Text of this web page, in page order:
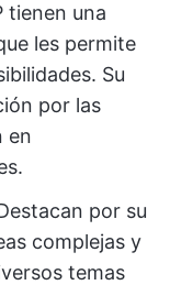
tienen una
les permite
Su
por las
en
por su
complejas y
temas